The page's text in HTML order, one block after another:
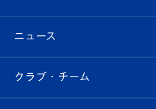
ニュース
すべて
クラブ・チーム